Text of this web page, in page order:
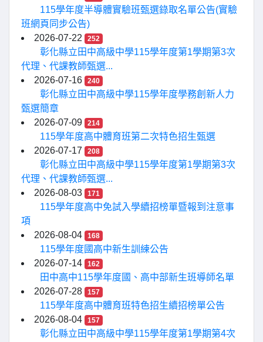
115學年度半導體實驗班甄選錄取名單公告(實驗
班網頁同步公告)
2026-07-22
252
彰化縣立田中高級中學115學年度第1學期第3次
代理、代課教師甄選...
2026-07-16
240
彰化縣立田中高級中學115學年度學務創新人力
甄選簡章
2026-07-09
214
115學年度高中體育班第二次特色招生甄選
2026-07-17
208
彰化縣立田中高級中學115學年度第1學期第3次
代理、代課教師甄選...
2026-08-03
171
115學年度高中免試入學續招榜單暨報到注意事
項
2026-08-04
168
115學年度國高中新生訓練公告
2026-07-14
162
田中高中115學年度國、高中部新生班導師名單
2026-07-28
157
115學年度高中體育班特色招生續招榜單公告
2026-08-04
157
彰化縣立田中高級中學115學年度第1學期第4次